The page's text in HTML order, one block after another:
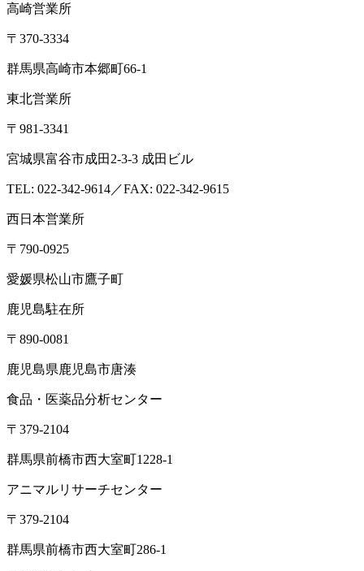
高崎営業所
〒370-3334
群馬県高崎市本郷町66-1
東北営業所
〒981-3341
宮城県富谷市成田2-3-3 成田ビル
TEL: 022-342-9614／FAX: 022-342-9615
西日本営業所
〒790-0925
愛媛県松山市鷹子町
鹿児島駐在所
〒890-0081
鹿児島県鹿児島市唐湊
食品・医薬品分析センター
〒379-2104
群馬県前橋市西大室町1228-1
アニマルリサーチセンター
〒379-2104
群馬県前橋市西大室町286-1